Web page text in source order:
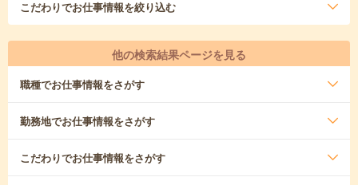
こだわりでお仕事情報を絞り込む
他の検索結果ページを見る
職種でお仕事情報をさがす
勤務地でお仕事情報をさがす
こだわりでお仕事情報をさがす